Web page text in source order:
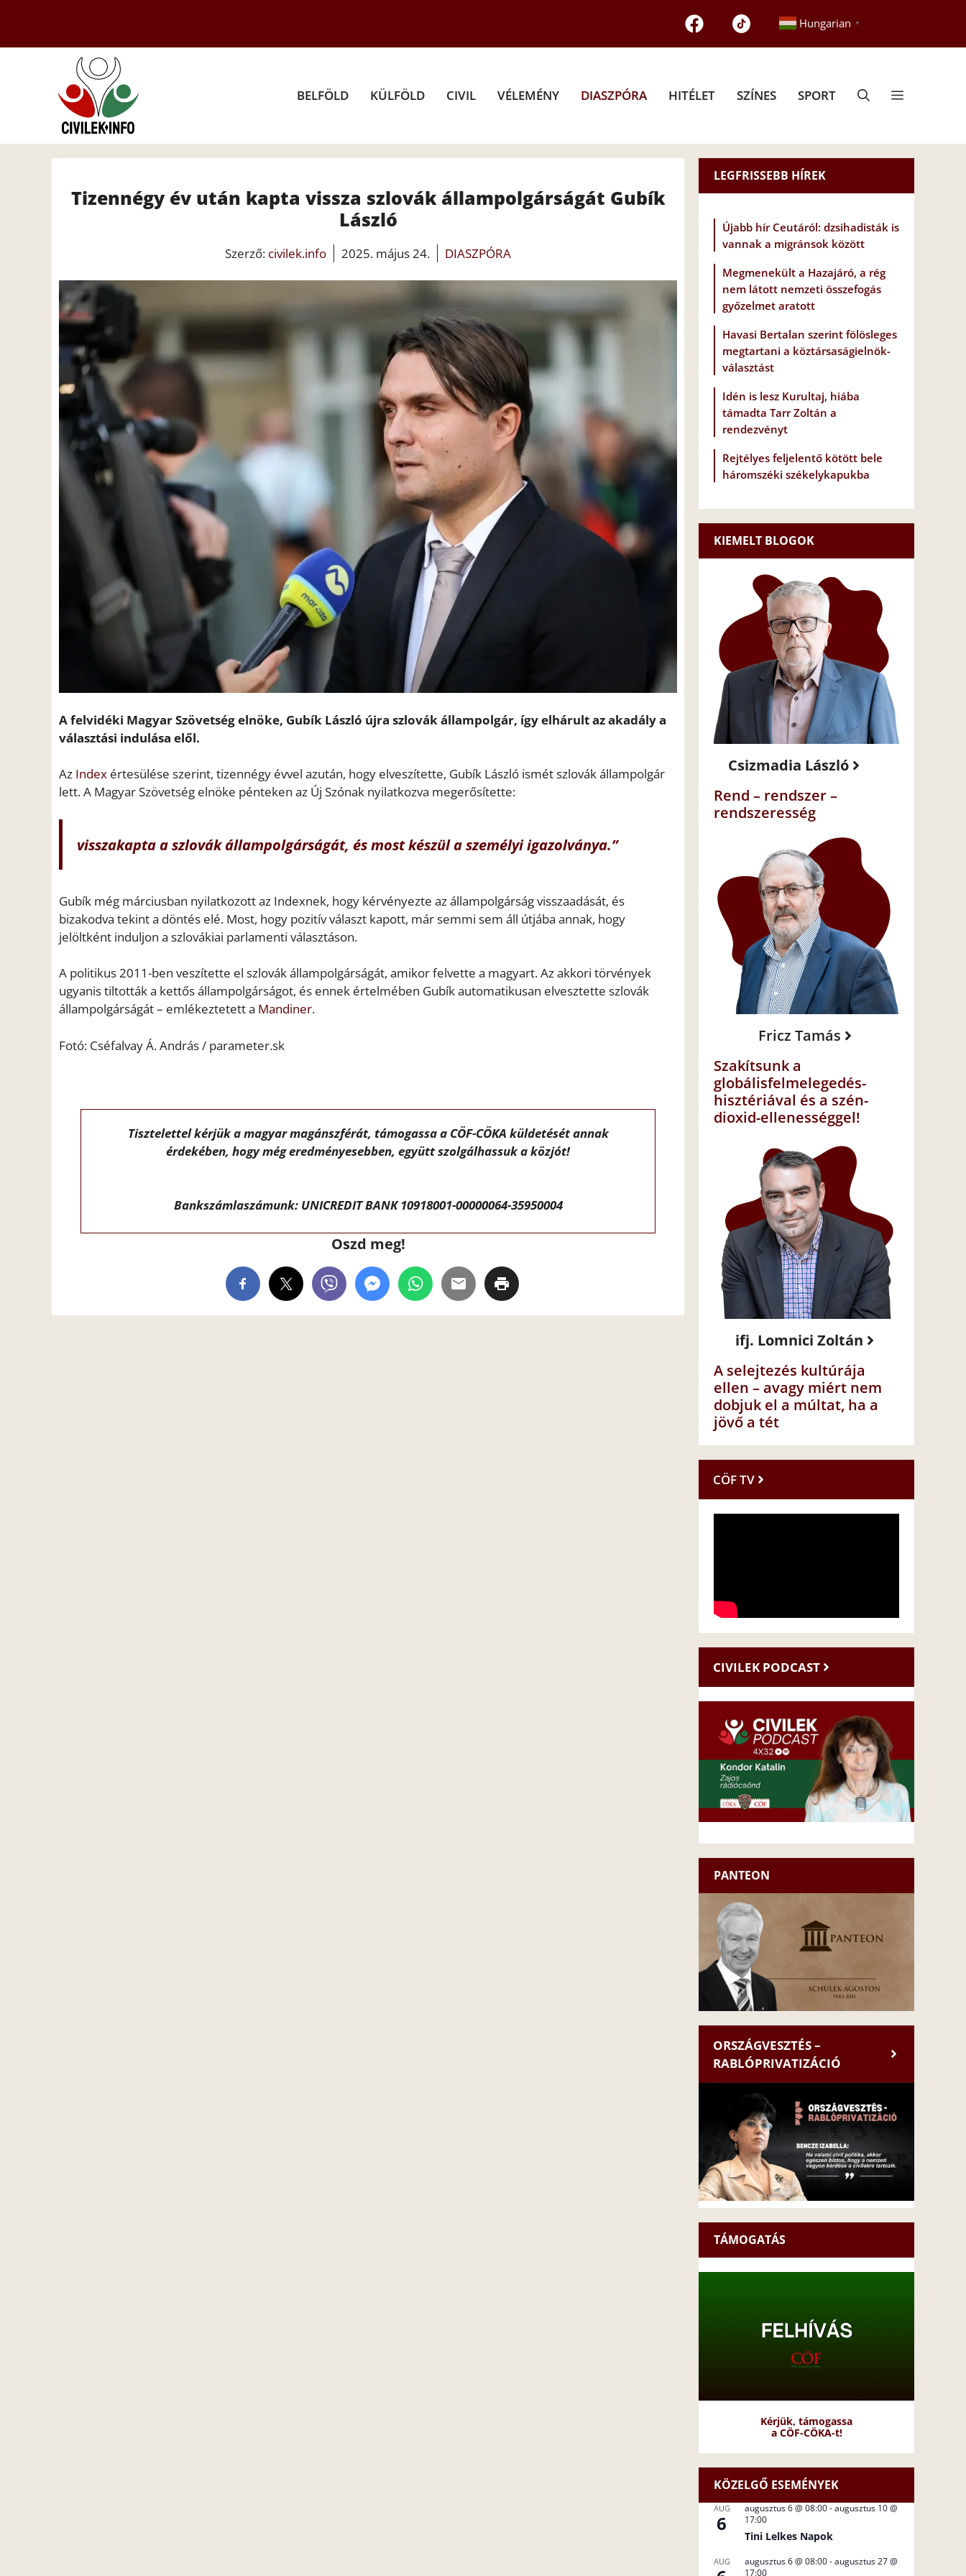
tartalomba
Hungarian ▼
BELFÖLD KÜLFÖLD CIVIL VÉLEMÉNY DIASZPÓRA HITÉLET SZÍNES SPORT
Tizennégy év után kapta vissza szlovák állampolgárságát Gubík
László
Szerző: civilek.info 2025. május 24. DIASZPÓRA
A felvidéki Magyar Szövetség elnöke, Gubík László újra szlovák állampolgár, így elhárult az akadály a
választási indulása elől.
Az Index értesülése szerint, tizennégy évvel azután, hogy elveszítette, Gubík László ismét szlovák állampolgár
lett. A Magyar Szövetség elnöke pénteken az Új Szónak nyilatkozva megerősítette:
visszakapta a szlovák állampolgárságát, és most készül a személyi igazolványa.”
Gubík még márciusban nyilatkozott az Indexnek, hogy kérvényezte az állampolgárság visszaadását, és
bizakodva tekint a döntés elé. Most, hogy pozitív választ kapott, már semmi sem áll útjába annak, hogy
jelöltként induljon a szlovákiai parlamenti választáson.
A politikus 2011-ben veszítette el szlovák állampolgárságát, amikor felvette a magyart. Az akkori törvények
ugyanis tiltották a kettős állampolgárságot, és ennek értelmében Gubík automatikusan elvesztette szlovák
állampolgárságát – emlékeztetett a Mandiner.
Fotó: Cséfalvay Á. András / parameter.sk
Tisztelettel kérjük a magyar magánszférát, támogassa a CÖF-CÖKA küldetését annak
érdekében, hogy még eredményesebben, együtt szolgálhassuk a közjót!
Bankszámlaszámunk: UNICREDIT BANK 10918001-00000064-35950004
Oszd meg!
LEGFRISSEBB HÍREK
Újabb hír Ceutáról: dzsihadisták is
vannak a migránsok között
Megmenekült a Hazajáró, a rég
nem látott nemzeti összefogás
győzelmet aratott
Havasi Bertalan szerint fölösleges
megtartani a köztársaságielnök-
választást
Idén is lesz Kurultaj, hiába
támadta Tarr Zoltán a
rendezvényt
Rejtélyes feljelentő kötött bele
háromszéki székelykapukba
KIEMELT BLOGOK
Csizmadia László
Rend – rendszer –
rendszeresség
Fricz Tamás
Szakítsunk a
globálisfelmelegedés-
hisztériával és a szén-
dioxid-ellenességgel!
ifj. Lomnici Zoltán
A selejtezés kultúrája
ellen – avagy miért nem
dobjuk el a múltat, ha a
jövő a tét
CÖF TV
CIVILEK PODCAST
PANTEON
ORSZÁGVESZTÉS –
RABLÓPRIVATIZÁCIÓ
TÁMOGATÁS
Kérjük, támogassa
a CÖF-CÖKA-t!
KÖZELGŐ ESEMÉNYEK
AUG
6
augusztus 6 @ 08:00-augusztus 10 @
17:00
Tini Lelkes Napok
AUG augusztus 6 @ 08:00-augusztus 27 @
17:00